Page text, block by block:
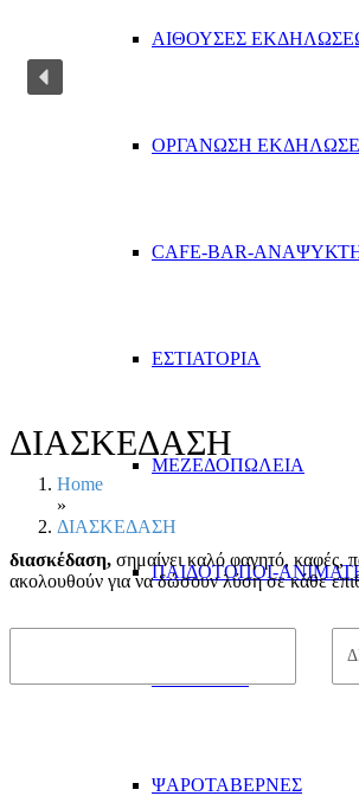
ΑΙΘΟΥΣΕΣ
ΟΡΓΑΝΩΣΗ
CAFE-BAR-
ΕΣΤΙΑΤΟΡΙΑ
ΜΕΖΕΔΟΠΩΛΕΙΑ
ΠΑΙΔΟΤΟΠΟΙ-
ΨΑΡΟΤΑΒΕΡΝΕΣ
ΔΙΑΣΚΕΔΑΣΗ
Home
»
ΔΙΑΣΚΕΔΑΣΗ
διασκέδαση, σημαίνει καλό φαγητό, καφές,
ακολουθούν για να δώσουν λύση σε κάθε